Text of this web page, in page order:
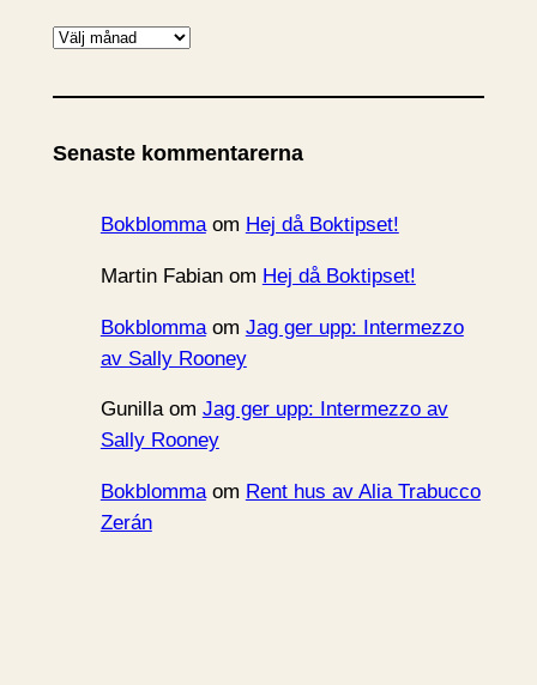
A
k
v
Senaste kommentarerna
Bokblommaom Hej då Boktipset!
Martin Fabianom Hej då Boktipset!
Bokblommaom Jag ger upp: Intermezzo
av Sally Rooney
Gunillaom Jag ger upp: Intermezzo av
Sally Rooney
Bokblommaom Rent hus av Alia Trabucco
Zerán